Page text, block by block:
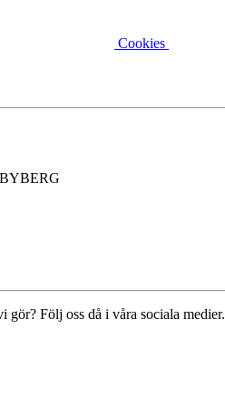
Cookies
gör? Följ oss då i våra sociala medier.